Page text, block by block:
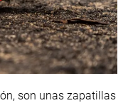
son unas zapatillas